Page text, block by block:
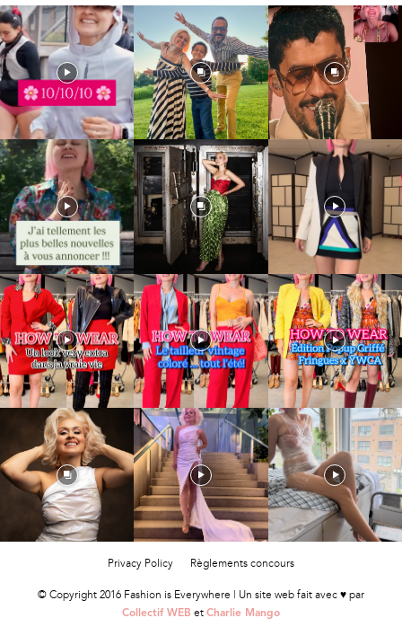
Privacy Policy Règlements concours
© Copyright 2016 Fashion is Everywhere | Un site web fait avec ♥ par
Collectif WEB et Charlie Mango